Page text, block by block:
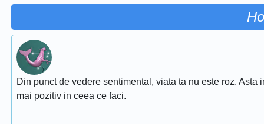
Din punct de vedere sentimental, viata ta nu este roz.
mai pozitiv in ceea ce faci.